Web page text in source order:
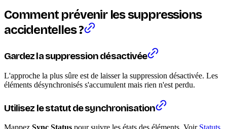
Comment prévenir les suppressions
accidentelles ?
Gardez la suppression désactivée
L'approche la plus sûre est de laisser la suppression désactivée. Les
éléments désynchronisés s'accumulent mais rien n'est perdu.
Utilisez le statut de synchronisation